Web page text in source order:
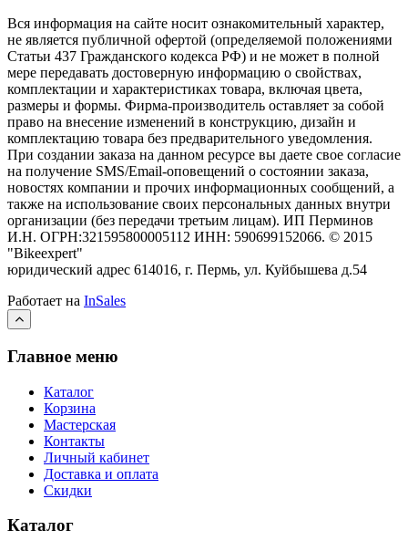
Вся информация на сайте носит ознакомительный характер,
не является публичной офертой (определяемой положениями
Статьи 437 Гражданского кодекса РФ) и не может в полной
мере передавать достоверную информацию о свойствах,
комплектации и характеристиках товара, включая цвета,
размеры и формы. Фирма-производитель оставляет за собой
право на внесение изменений в конструкцию, дизайн и
комплектацию товара без предварительного уведомления.
При создании заказа на данном ресурсе вы даете свое согласие
на получение SMS/Email-оповещений о состоянии заказа,
новостях компании и прочих информационных сообщений, а
также на использование своих персональных данных внутри
организации (без передачи третьим лицам). ИП Перминов
И.Н. ОГРН:321595800005112 ИНН: 590699152066. © 2015
"Bikeexpert"
юридический адрес 614016, г. Пермь, ул. Куйбышева д.54
Работает на InSales
Главное меню
Каталог
Корзина
Мастерская
Контакты
Личный кабинет
Доставка и оплата
Скидки
Каталог